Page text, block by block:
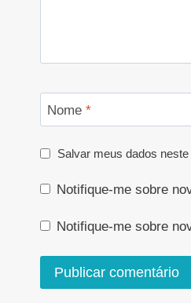
Nome *
Salvar meus dados
Notifique-me sobre
Notifique-me sobre